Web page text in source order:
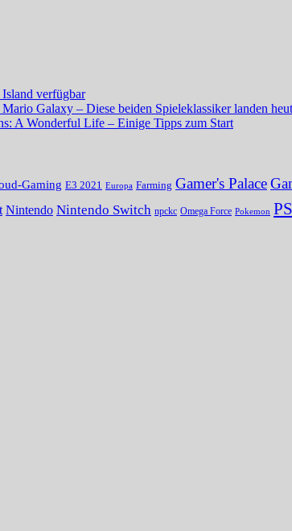
verfügbar
Mario Galaxy – Diese beiden Spieleklassiker landen
A Wonderful Life – Einige Tipps zum Start
Gaming E3 2021 Europa Farming Gamer's Palace
Nintendo Nintendo Switch npckc Omega Force Pokemon